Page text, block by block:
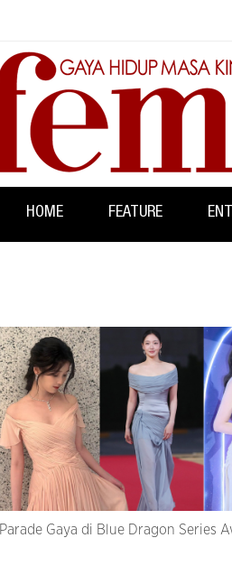
HOME FEATURE
Parade Gaya di Blue Dragon Series